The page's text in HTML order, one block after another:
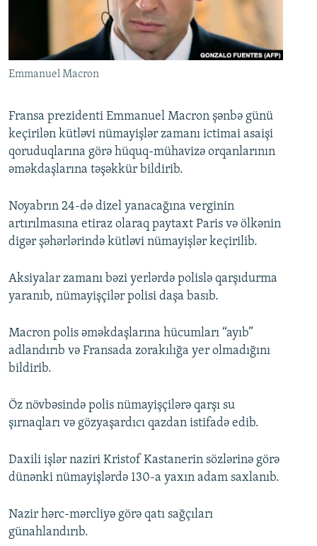
AZƏRBAYCAN ƏDƏBIYYATI KITABXANASI
İSLAM VƏ DEMOKRATIYA
PEŞƏ ETIKASI VƏ JURNALISTIKA STANDARTLARIMIZ
BIZIMLƏ ƏLAQƏ
XƏBƏR BÜLLETENLƏRIMIZ
Emmanuel Macron
Fransa prezidenti Emmanuel Macron şənbə günü
keçirilən kütləvi nümayişlər zamanı ictimai asaişi
qoruduqlarına görə hüquq-mühavizə orqanlarının
əməkdaşlarına təşəkkür bildirib.
Noyabrın 24-də dizel yanacağına verginin
artırılmasına etiraz olaraq paytaxt Paris və ölkənin
digər şəhərlərində kütləvi nümayişlər keçirilib.
Aksiyalar zamanı bəzi yerlərdə polislə qarşıdurma
yaranıb, nümayişçilər polisi daşa basıb.
Macron polis əməkdaşlarına hücumları “ayıb”
adlandırıb və Fransada zorakılığa yer olmadığını
bildirib.
Öz növbəsində polis nümayişçilərə qarşı su
şırnaqları və gözyaşardıcı qazdan istifadə edib.
Daxili işlər naziri Kristof Kastanerin sözlərinə görə
dünənki nümayişlərdə 130-a yaxın adam saxlanıb.
Nazir hərc-mərcliyə görə qatı sağçıları
günahlandırıb.